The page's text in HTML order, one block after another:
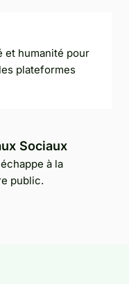
et humanité pour
plateformes
Sociaux
à la
public.